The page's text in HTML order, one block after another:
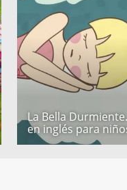
La Bella
en inglés para